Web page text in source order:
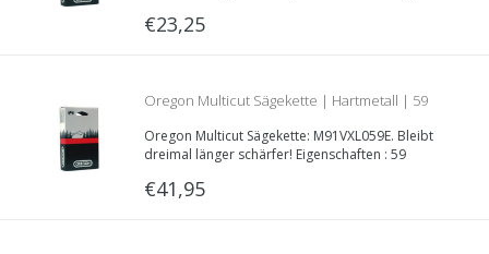
€23,25
Oregon Multicut Sägekette | Hartmetall | 59
Treibglieder | 1.3mm | 3/8LP | Teilnummer.
M91VXL059E
Oregon Multicut Sägekette: M91VXL059E. Bleibt
dreimal länger schärfer! Eigenschaften : 59
Treibglieddecke.
€41,95